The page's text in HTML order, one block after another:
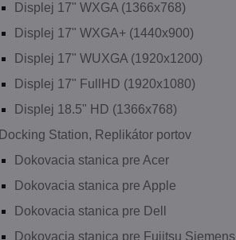
Displej 17" WXGA (1366x768)
Displej 17" WXGA+ (1440x900)
Displej 17" WUXGA (1920x1200)
Displej 17" FullHD (1920x1080)
Displej 18.5" HD (1366x768)
Docking Station, Replikátor portov
Dokovacia stanica pre Acer
Dokovacia stanica pre Apple
Dokovacia stanica pre Dell
Dokovacia stanica pre Fujitsu Siemens